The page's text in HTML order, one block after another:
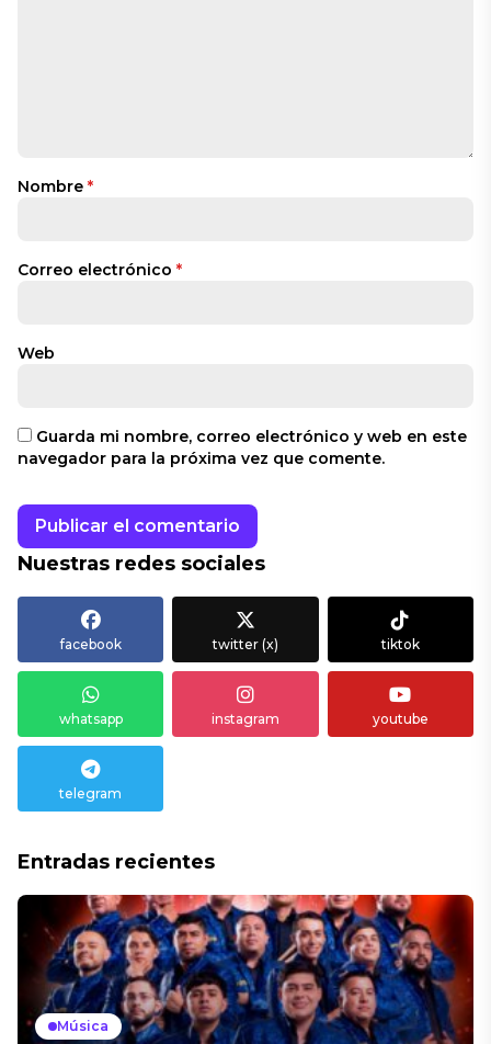
Nombre *
Correo electrónico *
Web
Guarda mi nombre, correo electrónico y web en este
navegador para la próxima vez que comente.
Nuestras redes sociales
facebook twitter (x) tiktok
whatsapp instagram youtube
telegram
Entradas recientes
Música